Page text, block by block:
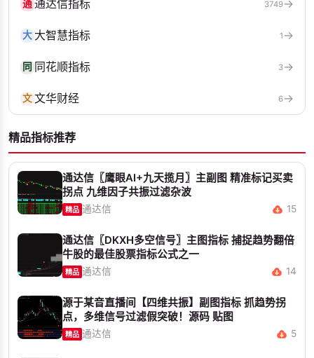
通通达信指标 3749→
大 大智慧指标 1 →
同 同花顺指标 3→
文文华财经 6→
精品指标推荐
通达信〖鹰眼AI+九天揽月〗主副图 精准标记买卖
拐点 九维因子共振过滤杂波
精品 通达信 15
通达信〖DKXH多空信号〗主图指标 捕捉趋势翻倍
牛股的最佳股票指标公式之一
精品 通达信 14
源于某音直播间【四维共振】副图指标 抓趋势拐
点，多维信号过滤假突破！源码 贴图
精品 通达信 5